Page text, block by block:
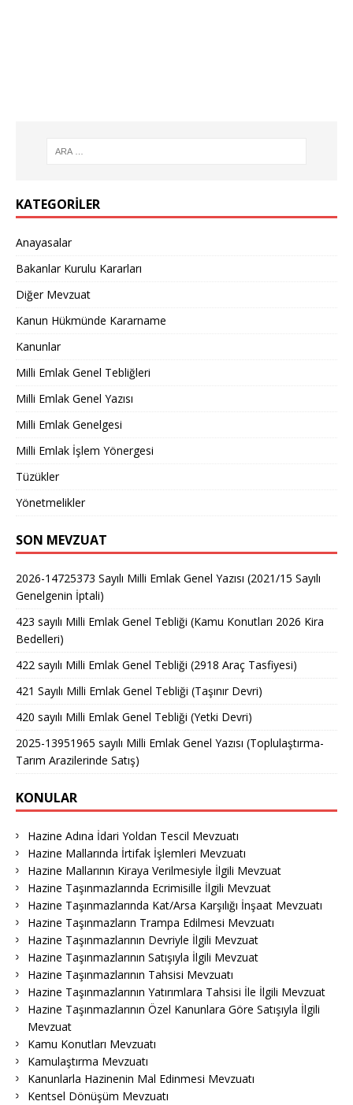
KATEGORILER
Anayasalar
Bakanlar Kurulu Kararları
Diğer Mevzuat
Kanun Hükmünde Kararname
Kanunlar
Milli Emlak Genel Tebliğleri
Milli Emlak Genel Yazısı
Milli Emlak Genelgesi
Milli Emlak İşlem Yönergesi
Tüzükler
Yönetmelikler
SON MEVZUAT
2026-14725373 Sayılı Milli Emlak Genel Yazısı (2021/15 Sayılı
Genelgenin İptali)
423 sayılı Milli Emlak Genel Tebliği (Kamu Konutları 2026 Kira
Bedelleri)
422 sayılı Milli Emlak Genel Tebliği (2918 Araç Tasfiyesi)
421 Sayılı Milli Emlak Genel Tebliği (Taşınır Devri)
420 sayılı Milli Emlak Genel Tebliği (Yetki Devri)
2025-13951965 sayılı Milli Emlak Genel Yazısı (Toplulaştırma-
Tarım Arazilerinde Satış)
KONULAR
Hazine Adına İdari Yoldan Tescil Mevzuatı
Hazine Mallarında İrtifak İşlemleri Mevzuatı
Hazine Mallarının Kiraya Verilmesiyle İlgili Mevzuat
Hazine Taşınmazlarında Ecrimisille İlgili Mevzuat
Hazine Taşınmazlarında Kat/Arsa Karşılığı İnşaat Mevzuatı
Hazine Taşınmazların Trampa Edilmesi Mevzuatı
Hazine Taşınmazlarının Devriyle İlgili Mevzuat
Hazine Taşınmazlarının Satışıyla İlgili Mevzuat
Hazine Taşınmazlarının Tahsisi Mevzuatı
Hazine Taşınmazlarının Yatırımlara Tahsisi İle İlgili Mevzuat
Hazine Taşınmazlarının Özel Kanunlara Göre Satışıyla İlgili
Mevzuat
Kamu Konutları Mevzuatı
Kamulaştırma Mevzuatı
Kanunlarla Hazinenin Mal Edinmesi Mevzuatı
Kentsel Dönüşüm Mevzuatı